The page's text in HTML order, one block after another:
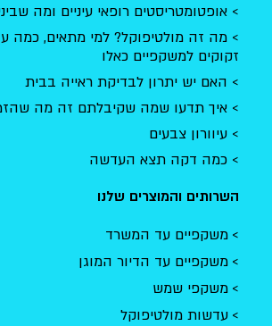
אופטומטריסטים רופאי עיניים ומה
מה זה מולטיפוקל? למי מתאים, כמה
זקוקים למשקפיים כאלו
האם יש יתרון לבדיקת ראייה בבית
איך תדעו שמה שקיבלתם זה מה
עיוורון צבעים
כמה דקה תצא העדשה
השרותים והמוצרים שלנו
משקפיים עד המשרד
משקפיים עד הדיור המוגן
משקפי שמש
עדשות מולטיפוקל